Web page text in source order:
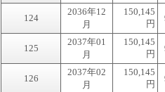
124
2036年12
月
150,145
円
125
2037年01
月
150,145
円
126
2037年02
月
150,145
円